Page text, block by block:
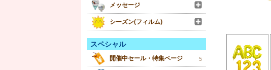
メッセージ
シーズン(フィルム)
スペシャル
開催中セール・特集ページ 5